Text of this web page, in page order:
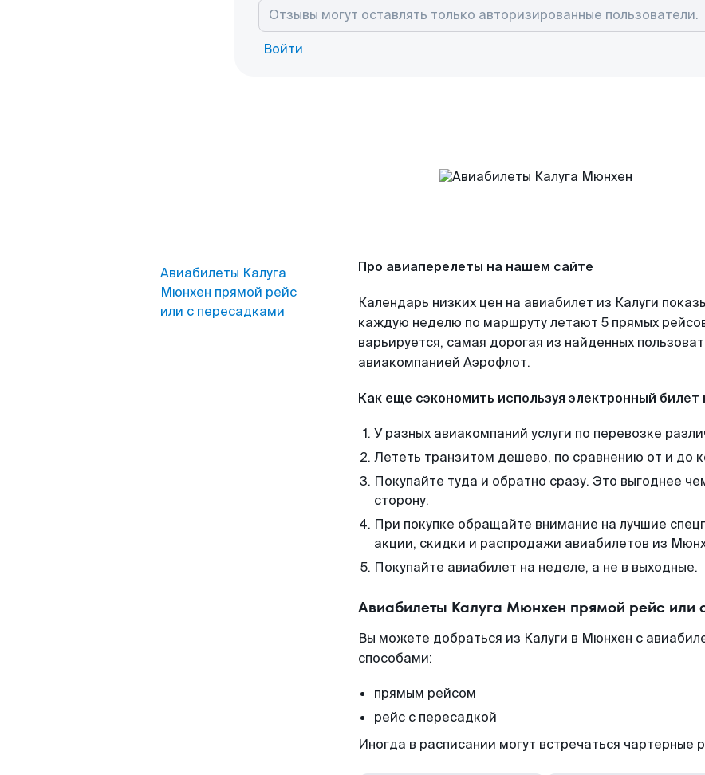
Войти
Авиабилеты Калуга
Мюнхен прямой рейс
или с пересадками
Про авиаперелеты на нашем сайте
Календарь низких цен на авиабилет из Калуги
каждую неделю по маршруту летают 5 прямых
варьируется, самая дорогая из найденных
авиакомпанией Аэрофлот.
Как еще сэкономить используя электронный
У разных авиакомпаний услуги по перевозке
Лететь транзитом дешево, по сравнению от и до
Покупайте туда и обратно сразу. Это выгоднее
сторону.
При покупке обращайте внимание на лучшие
акции, скидки и распродажи авиабилетов из
Покупайте авиабилет на неделе, а не в выходные.
Авиабилеты Калуга Мюнхен прямой рейс или
Вы можете добраться из Калуги в Мюнхен с
способами:
прямым рейсом
рейс с пересадкой
Иногда в расписании могут встречаться чартерные